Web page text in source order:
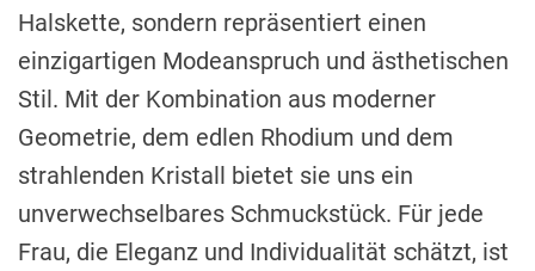
Halskette, sondern repräsentiert einen
einzigartigen Modeanspruch und ästhetischen
Stil. Mit der Kombination aus moderner
Geometrie, dem edlen Rhodium und dem
strahlenden Kristall bietet sie uns ein
unverwechselbares Schmuckstück. Für jede
Frau, die Eleganz und Individualität schätzt, ist